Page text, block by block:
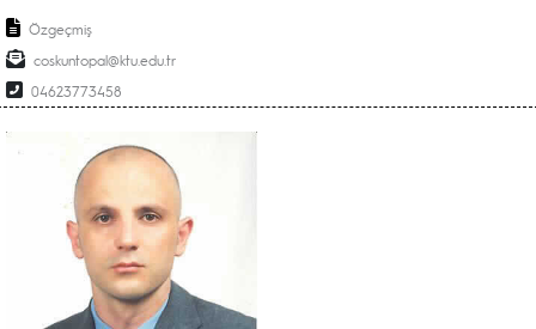
Özgeçmiş
coskuntopal@ktu.edu.tr
04623773458